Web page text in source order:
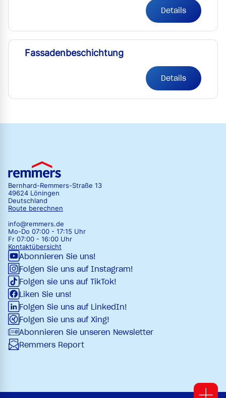
Details
Fassadenbeschichtung
Details
Bernhard-Remmers-Straße 13
49624 Löningen
Deutschland
Route berechnen
info@remmers.de
Mo-Do 07:00 - 17:15 Uhr
Fr 07:00 - 16:00 Uhr
Kontaktübersicht
Abonnieren Sie uns!
Folgen Sie uns auf Instagram!
Folgen sie uns auf TikTok!
Liken Sie uns!
Folgen Sie uns auf LinkedIn!
Folgen Sie uns auf Xing!
Abonnieren Sie unseren Newsletter
Remmers Report